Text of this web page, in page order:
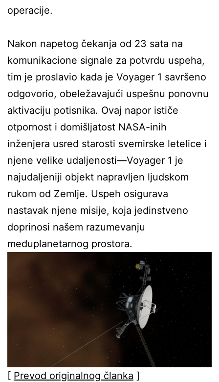
operacije.
Nakon napetog čekanja od 23 sata na
komunikacione signale za potvrdu uspeha,
tim je proslavio kada je Voyager 1 savršeno
odgovorio, obeležavajući uspešnu ponovnu
aktivaciju potisnika. Ovaj napor ističe
otpornost i domišljatost NASA-inih
inženjera usred starosti svemirske letelice i
njene velike udaljenosti—Voyager 1 je
najudaljeniji objekt napravljen ljudskom
rukom od Zemlje. Uspeh osigurava
nastavak njene misije, koja jedinstveno
doprinosi našem razumevanju
međuplanetarnog prostora.
[ Prevod originalnog članka ]